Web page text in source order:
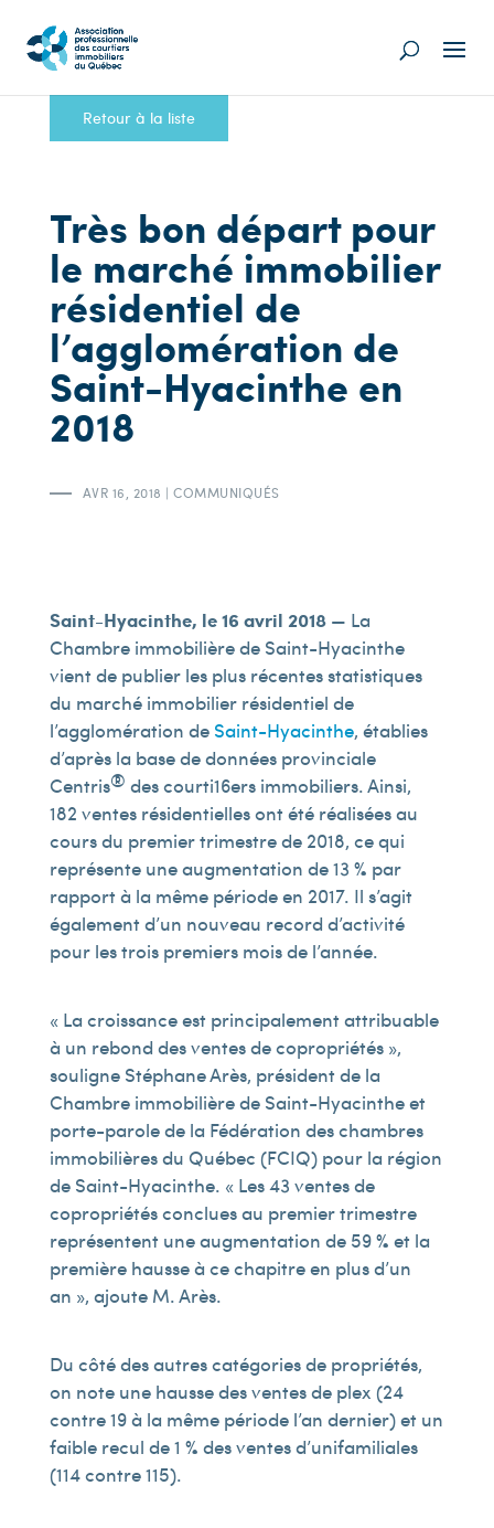
Retour à la liste
Très bon départ pour
le marché immobilier
résidentiel de
l’agglomération de
Saint-Hyacinthe en
2018
AVR 16, 2018 |COMMUNIQUÉS
Saint-Hyacinthe, le 16 avril 2018— La
Chambre immobilière de Saint-Hyacinthe
vient de publier les plus récentes statistiques
du marché immobilier résidentiel de
l’agglomération de Saint-Hyacinthe, établies
d’après la base de données provinciale
Centris® des courti16ers immobiliers. Ainsi,
182 ventes résidentielles ont été réalisées au
cours du premier trimestre de 2018, ce qui
représente une augmentation de 13 % par
rapport à la même période en 2017. Il s’agit
également d’un nouveau record d’activité
pour les trois premiers mois de l’année.
« La croissance est principalement attribuable
à un rebond des ventes de copropriétés »,
souligne Stéphane Arès, président de la
Chambre immobilière de Saint-Hyacinthe et
porte-parole de la Fédération des chambres
immobilières du Québec (FCIQ) pour la région
de Saint-Hyacinthe. « Les 43 ventes de
copropriétés conclues au premier trimestre
représentent une augmentation de 59 % et la
première hausse à ce chapitre en plus d’un
an », ajoute M. Arès.
Du côté des autres catégories de propriétés,
on note une hausse des ventes de plex (24
contre 19 à la même période l’an dernier) et un
faible recul de 1 % des ventes d’unifamiliales
(114 contre 115).